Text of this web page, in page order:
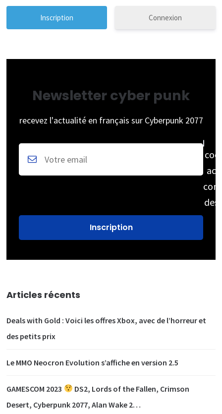
Connexion
Newsletter cyber punk
recevez l'actualité en français sur Cyberpunk 2077
des
Articles récents
Deals with Gold : Voici les offres Xbox, avec de l’horreur et
des petits prix
Le MMO Neocron Evolution s’affiche en version 2.5
GAMESCOM 2023
DS2, Lords of the Fallen, Crimson
Desert, Cyberpunk 2077, Alan Wake 2…